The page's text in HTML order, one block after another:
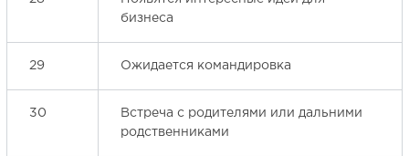
бизнеса
29 Ожидается командировка
30
Встреча с родителями или дальними
родственниками